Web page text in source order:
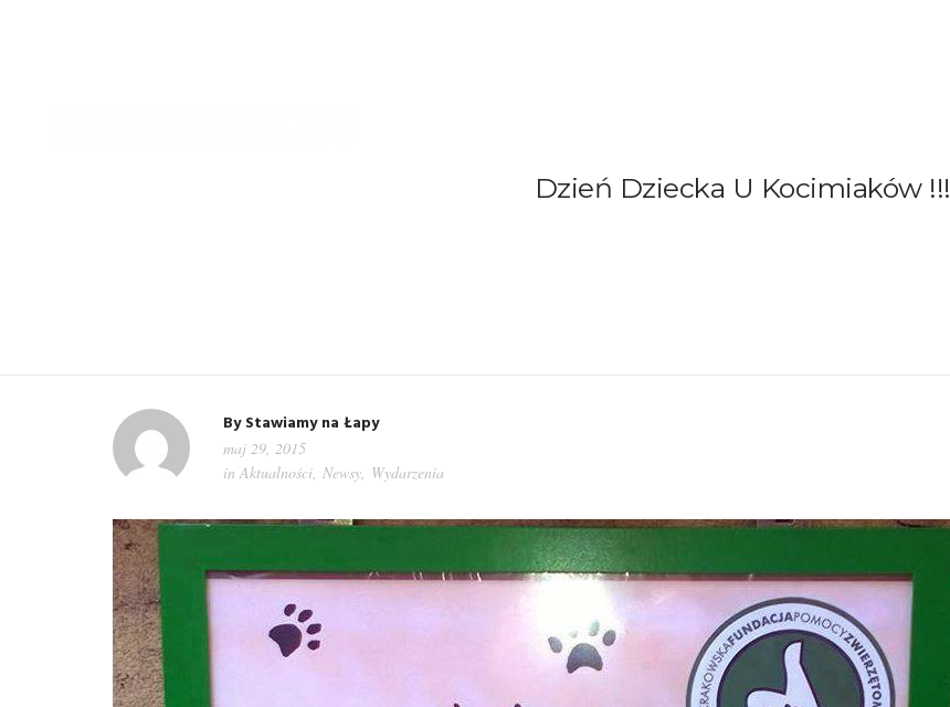
Dzień Dziecka U Kocimiaków !!!
ByStawiamy na Łapy
maj 29, 2015
in Aktualności, Newsy, Wydarzenia